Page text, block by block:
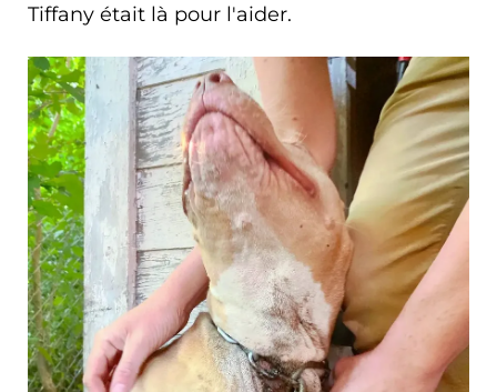
Tiffany était là pour l'aider.